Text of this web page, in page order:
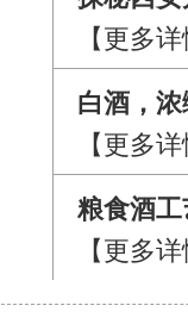
不输五
【更多
白酒，
【更多
粮食酒
存？高
【更多